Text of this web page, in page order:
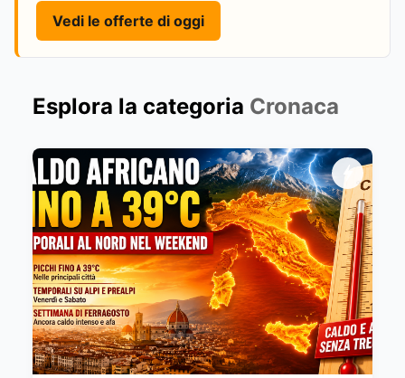
Vedi le offerte di oggi
Esplora la categoria Cronaca